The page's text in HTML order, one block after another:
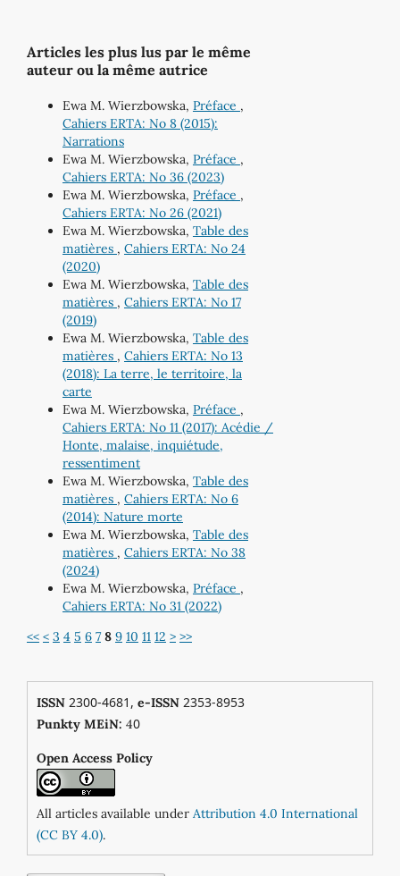
Articles les plus lus par le même
auteur ou la même autrice
Ewa M. Wierzbowska, Préface ,
Cahiers ERTA: No 8 (2015):
Narrations
Ewa M. Wierzbowska, Préface ,
Cahiers ERTA: No 36 (2023)
Ewa M. Wierzbowska, Préface ,
Cahiers ERTA: No 26 (2021)
Ewa M. Wierzbowska, Table des
matières , Cahiers ERTA: No 24
(2020)
Ewa M. Wierzbowska, Table des
matières , Cahiers ERTA: No 17
(2019)
Ewa M. Wierzbowska, Table des
matières , Cahiers ERTA: No 13
(2018): La terre, le territoire, la
carte
Ewa M. Wierzbowska, Préface ,
Cahiers ERTA: No 11 (2017): Acédie /
Honte, malaise, inquiétude,
ressentiment
Ewa M. Wierzbowska, Table des
matières , Cahiers ERTA: No 6
(2014): Nature morte
Ewa M. Wierzbowska, Table des
matières , Cahiers ERTA: No 38
(2024)
Ewa M. Wierzbowska, Préface ,
Cahiers ERTA: No 31 (2022)
<< < 3 4 5 6 7 8 9 10 11 12 > >>
ISSN2300-4681, e-ISSN2353-8953
Punkty MEiN: 40
Open Access Policy
All articles available under Attribution 4.0 International
(CC BY 4.0).